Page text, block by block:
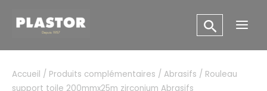
Main
Accueil / Produits complémentaires / Abrasifs / Rouleau
support toile 200mmx25m zirconium Abrasifs